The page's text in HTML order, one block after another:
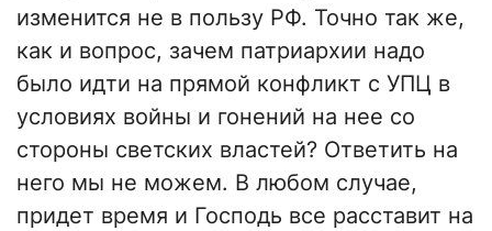
изменится не в пользу РФ. Точно так же,
как и вопрос, зачем патриархии надо
было идти на прямой конфликт с УПЦ в
условиях войны и гонений на нее со
стороны светских властей? Ответить на
него мы не можем. В любом случае,
придет время и Господь все расставит на